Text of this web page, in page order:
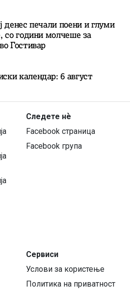
денес печали поени и глуми
со години молчеше за
Гостивар
календар: 6 август
Следете нѐ
Facebook страница
Facebook група
Сервиси
Услови за користење
Политика на приватност